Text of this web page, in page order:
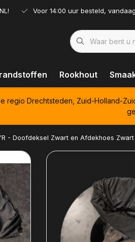
Voor 14:00 uur besteld,
Rookhout
regio Drechtsteden, Zuid-Holland-
- Doofdeksel Zwart en Afdekhoes